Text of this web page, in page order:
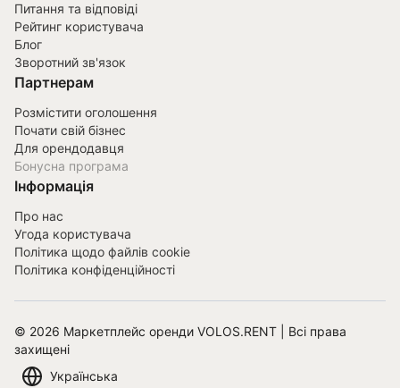
Питання та відповіді
Рейтинг користувача
Блог
Зворотний зв'язок
Партнерам
Розмістити оголошення
Почати свій бізнес
Для орендодавця
Бонусна програма
Інформація
Про нас
Угода користувача
Політика щодо файлів cookie
Політика конфіденційності
© 2026 Маркетплейс оренди VOLOS.RENT | Всі права
захищені
Українська